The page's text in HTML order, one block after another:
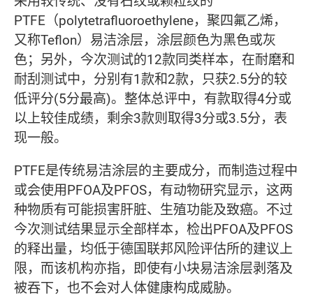
PTFE（polytetrafluoroethylene，聚四氟乙烯，
又称Teflon）易洁涂层，涂层颜色为黑色或灰
色；另外，今次测试的12款同类样本，在耐磨和
耐刮测试中，分别有1款和2款，只获2.5分的较
低评分(5分最高)。整体总评中，有款取得4分或
以上较佳成绩，剩余3款则取得3分或3.5分，表
现一般。
PTFE是传统易洁涂层的主要成分，而制造过程中
或会使用PFOA及PFOS，有动物研究显示，这两
种物质有可能损害肝脏、生殖功能及致癌。不过
今次测试结果显示全部样本，检出PFOA及PFOS
的释出量，均低于德国联邦风险评估所的建议上
限，而该机构亦指，即使有小块易洁涂层剥落及
被吞下，也不会对人体健康构成威胁。